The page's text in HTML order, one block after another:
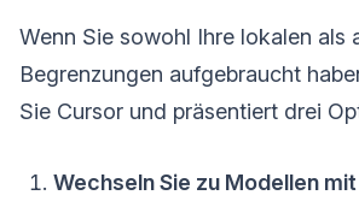
Wenn Sie sowohl Ihre lokalen als
Begrenzungen aufgebraucht
Sie Cursor und präsentiert drei
Wechseln Sie zu Modellen